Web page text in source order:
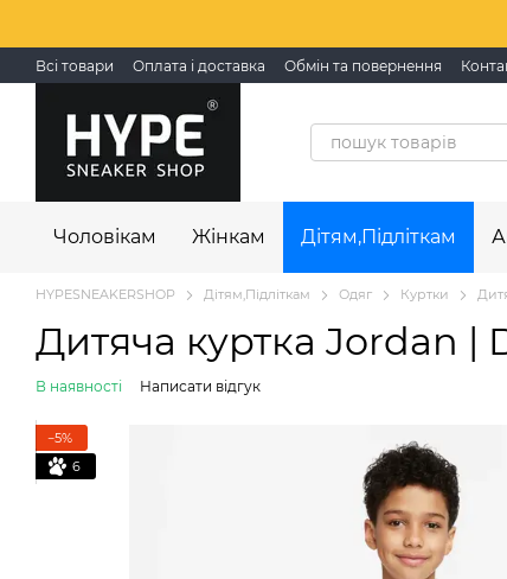
Всі товари Оплата і доставка Обмін та повернення
Чоловікам Жінкам Дітям,Підліткам
HYPESNEAKERSHOP Дітям,Підліткам Одяг Куртки
Дитяча куртка Jordan |
В наявності Написати відгук
−5%
6